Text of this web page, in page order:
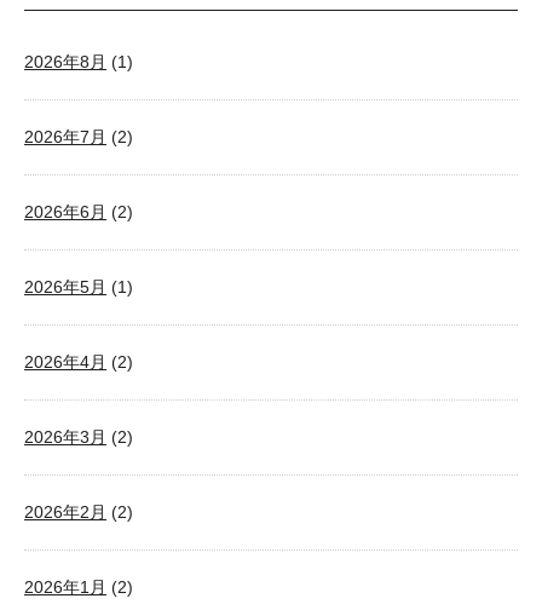
2026年8月 (1)
2026年7月 (2)
2026年6月 (2)
2026年5月 (1)
2026年4月 (2)
2026年3月 (2)
2026年2月 (2)
2026年1月 (2)